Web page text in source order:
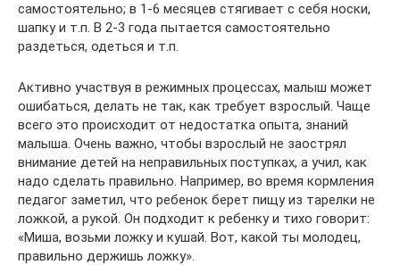
самостоятельно; в 1-6 месяцев стягивает с себя носки,
шапку и т.п. В 2-3 года пытается самостоятельно
раздеться, одеться и т.п.
Активно участвуя в режимных процессах, малыш может
ошибаться, делать не так, как требует взрослый. Чаще
всего это происходит от недостатка опыта, знаний
малыша. Очень важно, чтобы взрослый не заострял
внимание детей на неправильных поступках, а учил, как
надо сделать правильно. Например, во время кормления
педагог заметил, что ребенок берет пищу из тарелки не
ложкой, а рукой. Он подходит к ребенку и тихо говорит:
«Миша, возьми ложку и кушай. Вот, какой ты молодец,
правильно держишь ложку».